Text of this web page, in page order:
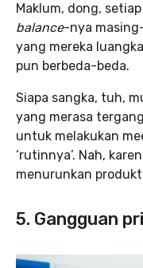
Maklum, dong,
balance-nya
yang mereka
pun berbeda-beda.
Siapa sangka, tuh,
yang merasa
untuk melakukan
‘rutinnya’. Nah,
menurunkan
5. Gangguan